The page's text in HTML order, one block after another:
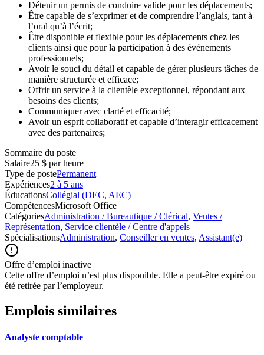
Détenir un permis de conduire valide pour les déplacements;
Être capable de s’exprimer et de comprendre l’anglais, tant à
l’oral qu’à l’écrit;
Être disponible et flexible pour les déplacements chez les
clients ainsi que pour la participation à des événements
professionnels;
Avoir le souci du détail et capable de gérer plusieurs tâches de
manière structurée et efficace;
Offrir un service à la clientèle exceptionnel, répondant aux
besoins des clients;
Communiquer avec clarté et efficacité;
Avoir un esprit collaboratif et capable d’interagir efficacement
avec des partenaires;
Sommaire du poste
Salaire25 $ par heure
Type de postePermanent
Expériences2 à 5 ans
ÉducationsCollégial (DEC, AEC)
CompétencesMicrosoft Office
CatégoriesAdministration / Bureautique / Clérical, Ventes /
Représentation, Service clientèle / Centre d'appels
SpécialisationsAdministration, Conseiller en ventes, Assistant(e)
Offre d’emploi inactive
Cette offre d’emploi n’est plus disponible. Elle a peut-être expiré ou
été retirée par l’employeur.
Emplois similaires
Analyste comptable